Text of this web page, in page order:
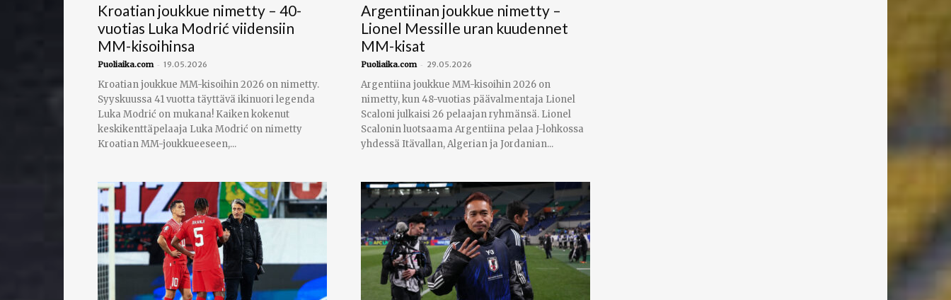
Kroatian joukkue nimetty – 40-
vuotias Luka Modrić viidensiin
MM-kisoihinsa
Puoliaika.com - 19.05.2026
Kroatian joukkue MM-kisoihin 2026 on nimetty.
Syyskuussa 41 vuotta täyttävä ikinuori legenda
Luka Modrić on mukana! Kaiken kokenut
keskikenttäpelaaja Luka Modrić on nimetty
Kroatian MM-joukkueeseen,...
Argentiinan joukkue nimetty –
Lionel Messille uran kuudennet
MM-kisat
Puoliaika.com - 29.05.2026
Argentiina joukkue MM-kisoihin 2026 on
nimetty, kun 48-vuotias päävalmentaja Lionel
Scaloni julkaisi 26 pelaajan ryhmänsä. Lionel
Scalonin luotsaama Argentiina pelaa J-lohkossa
yhdessä Itävallan, Algerian ja Jordanian...